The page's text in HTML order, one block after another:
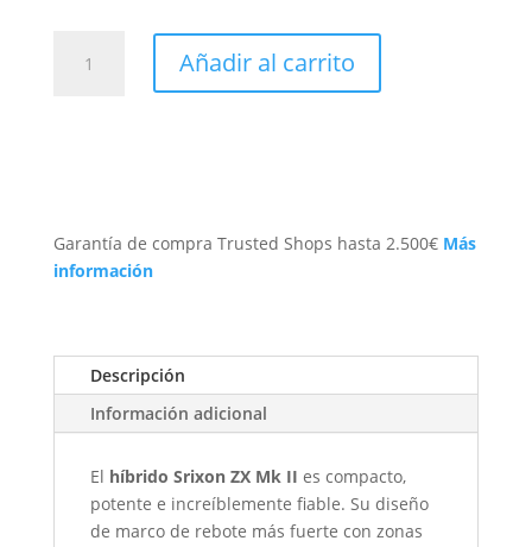
Srixon
Añadir al carrito
Garantía de compra Trusted Shops hasta 2.500€ Más
información
Descripción
Información adicional
El híbrido Srixon ZX Mk II es compacto,
potente e increíblemente fiable. Su diseño
de marco de rebote más fuerte con zonas